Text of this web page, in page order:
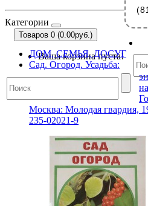
Категории
Товаров 0 (0.00руб.)
Ваша корзина пуста!
ДОМ, СЕМЬЯ, ДОСУГ
Сад. Огород. Усадьба:
Москва: Молодая гвардия,
235-02021-9